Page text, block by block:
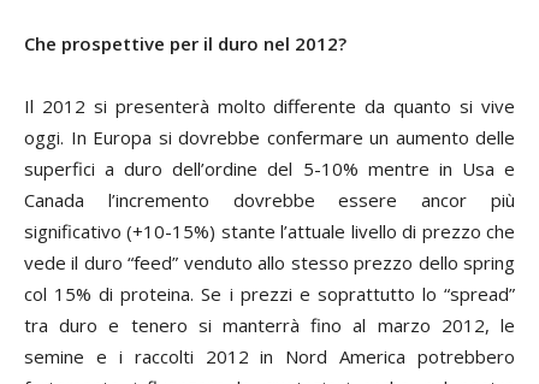
Che prospettive per il duro nel 2012?
Il 2012 si presenterà molto differente da quanto si vive
oggi. In Europa si dovrebbe confermare un aumento delle
superfici a duro dell’ordine del 5-10% mentre in Usa e
Canada l’incremento dovrebbe essere ancor più
significativo (+10-15%) stante l’attuale livello di prezzo che
vede il duro “feed” venduto allo stesso prezzo dello spring
col 15% di proteina. Se i prezzi e soprattutto lo “spread”
tra duro e tenero si manterrà fino al marzo 2012, le
semine e i raccolti 2012 in Nord America potrebbero